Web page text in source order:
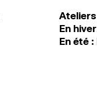
En
En été